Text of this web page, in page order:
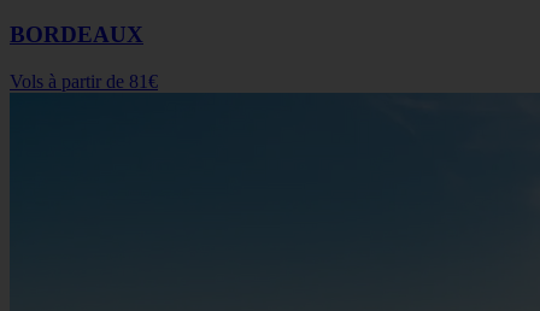
BORDEAUX
Vols à partir de 81€